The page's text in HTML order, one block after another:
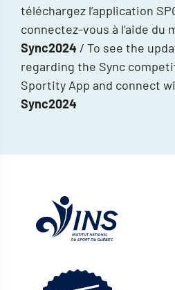
téléchargez l’application
connectez-vous à l’aide du
Sync2024 / To see the
regarding the Sync
Sportity App and connect
Sync2024